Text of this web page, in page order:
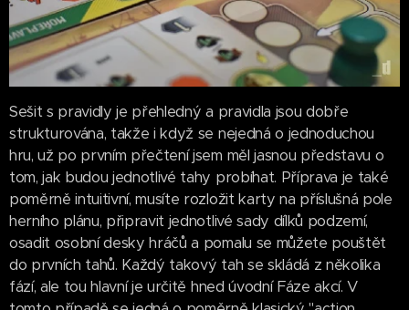
Sešit s pravidly je přehledný a pravidla jsou dobře
strukturována, takže i když se nejedná o jednoduchou
hru, už po prvním přečtení jsem měl jasnou představu o
tom, jak budou jednotlivé tahy probíhat. Příprava je také
poměrně intuitivní, musíte rozložit karty na příslušná pole
herního plánu, připravit jednotlivé sady dílků podzemí,
osadit osobní desky hráčů a pomalu se můžete pouštět
do prvních tahů. Každý takový tah se skládá z několika
fází, ale tou hlavní je určitě hned úvodní Fáze akcí. V